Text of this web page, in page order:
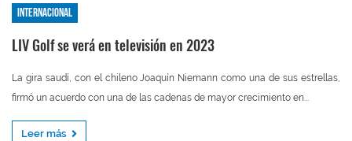
Internacional
LIV Golf se verá en televisión en 2023
La gira saudí, con el chileno Joaquín Niemann como una de sus estrellas,
firmó un acuerdo con una de las cadenas de mayor crecimiento en...
Leer más